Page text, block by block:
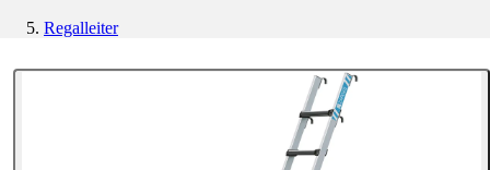
Regalleiter